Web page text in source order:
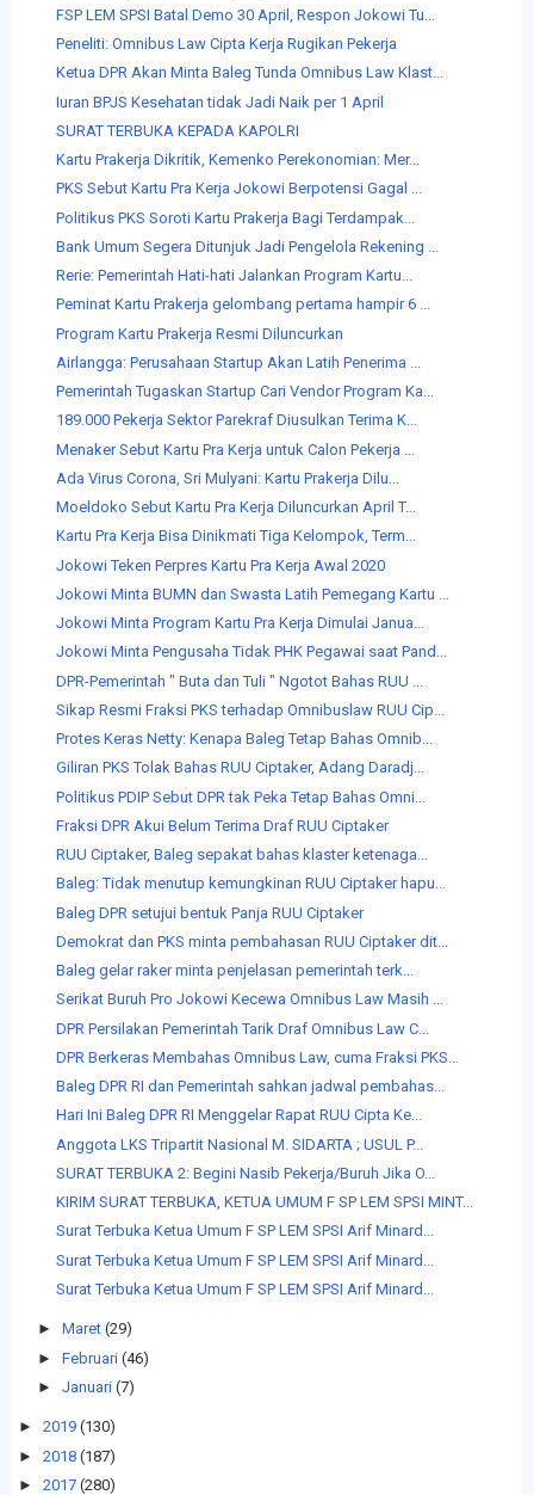
FSP LEM SPSI Batal Demo 30 April, Respon Jokowi Tu...
Peneliti: Omnibus Law Cipta Kerja Rugikan Pekerja
Ketua DPR Akan Minta Baleg Tunda Omnibus Law Klast...
Iuran BPJS Kesehatan tidak Jadi Naik per 1 April
SURAT TERBUKA KEPADA KAPOLRI
Kartu Prakerja Dikritik, Kemenko Perekonomian: Mer...
PKS Sebut Kartu Pra Kerja Jokowi Berpotensi Gagal ...
Politikus PKS Soroti Kartu Prakerja Bagi Terdampak...
Bank Umum Segera Ditunjuk Jadi Pengelola Rekening ...
Rerie: Pemerintah Hati-hati Jalankan Program Kartu...
Peminat Kartu Prakerja gelombang pertama hampir 6 ...
Program Kartu Prakerja Resmi Diluncurkan
Airlangga: Perusahaan Startup Akan Latih Penerima ...
Pemerintah Tugaskan Startup Cari Vendor Program Ka...
189.000 Pekerja Sektor Parekraf Diusulkan Terima K...
Menaker Sebut Kartu Pra Kerja untuk Calon Pekerja ...
Ada Virus Corona, Sri Mulyani: Kartu Prakerja Dilu...
Moeldoko Sebut Kartu Pra Kerja Diluncurkan April T...
Kartu Pra Kerja Bisa Dinikmati Tiga Kelompok, Term...
Jokowi Teken Perpres Kartu Pra Kerja Awal 2020
Jokowi Minta BUMN dan Swasta Latih Pemegang Kartu ...
Jokowi Minta Program Kartu Pra Kerja Dimulai Janua...
Jokowi Minta Pengusaha Tidak PHK Pegawai saat Pand...
DPR-Pemerintah " Buta dan Tuli " Ngotot Bahas RUU ...
Sikap Resmi Fraksi PKS terhadap Omnibuslaw RUU Cip...
Protes Keras Netty: Kenapa Baleg Tetap Bahas Omnib...
Giliran PKS Tolak Bahas RUU Ciptaker, Adang Daradj...
Politikus PDIP Sebut DPR tak Peka Tetap Bahas Omni...
Fraksi DPR Akui Belum Terima Draf RUU Ciptaker
RUU Ciptaker, Baleg sepakat bahas klaster ketenaga...
Baleg: Tidak menutup kemungkinan RUU Ciptaker hapu...
Baleg DPR setujui bentuk Panja RUU Ciptaker
Demokrat dan PKS minta pembahasan RUU Ciptaker dit...
Baleg gelar raker minta penjelasan pemerintah terk...
Serikat Buruh Pro Jokowi Kecewa Omnibus Law Masih ...
DPR Persilakan Pemerintah Tarik Draf Omnibus Law C...
DPR Berkeras Membahas Omnibus Law, cuma Fraksi PKS...
Baleg DPR RI dan Pemerintah sahkan jadwal pembahas...
Hari Ini Baleg DPR RI Menggelar Rapat RUU Cipta Ke...
Anggota LKS Tripartit Nasional M. SIDARTA ; USUL P...
SURAT TERBUKA 2: Begini Nasib Pekerja/Buruh Jika O...
KIRIM SURAT TERBUKA, KETUA UMUM F SP LEM SPSI MINT...
Surat Terbuka Ketua Umum F SP LEM SPSI Arif Minard...
Surat Terbuka Ketua Umum F SP LEM SPSI Arif Minard...
Surat Terbuka Ketua Umum F SP LEM SPSI Arif Minard...
► Maret (29)
► Februari (46)
► Januari (7)
► 2019 (130)
► 2018 (187)
► 2017 (280)